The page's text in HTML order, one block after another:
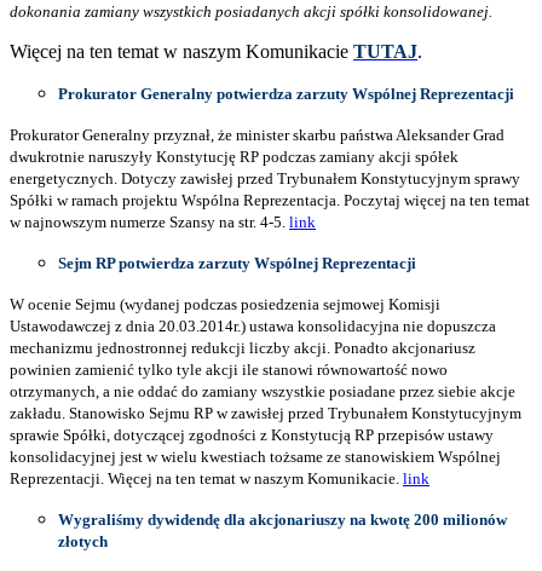
dokonania zamiany wszystkich posiadanych akcji spółki konsolidowanej.
Więcej na ten temat w naszym Komunikacie TUTAJ.
Prokurator Generalny potwierdza zarzuty Wspólnej Reprezentacji
Prokurator Generalny przyznał, że minister skarbu państwa Aleksander Grad
dwukrotnie naruszyły Konstytucję RP podczas zamiany akcji spółek
energetycznych. Dotyczy zawisłej przed Trybunałem Konstytucyjnym sprawy
Spółki w ramach projektu Wspólna Reprezentacja. Poczytaj więcej na ten temat
w najnowszym numerze Szansy na str. 4-5. link
Sejm RP potwierdza zarzuty Wspólnej Reprezentacji
W ocenie Sejmu (wydanej podczas posiedzenia sejmowej Komisji
Ustawodawczej z dnia 20.03.2014r.) ustawa konsolidacyjna nie dopuszcza
mechanizmu jednostronnej redukcji liczby akcji. Ponadto akcjonariusz
powinien zamienić tylko tyle akcji ile stanowi równowartość nowo
otrzymanych, a nie oddać do zamiany wszystkie posiadane przez siebie akcje
zakładu. Stanowisko Sejmu RP w zawisłej przed Trybunałem Konstytucyjnym
sprawie Spółki, dotyczącej zgodności z Konstytucją RP przepisów ustawy
konsolidacyjnej jest w wielu kwestiach tożsame ze stanowiskiem Wspólnej
Reprezentacji. Więcej na ten temat w naszym Komunikacie. link
Wygraliśmy dywidendę dla akcjonariuszy na kwotę 200 milionów
złotych